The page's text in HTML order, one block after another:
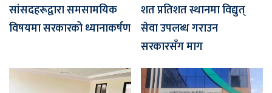
सांसदहरूद्वारा समसामयिक
विषयमा सरकारको ध्यानाकर्षण
शत प्रतिशत स्थानमा विद्युत्
सेवा उपलब्ध गराउन
सरकारसँग माग